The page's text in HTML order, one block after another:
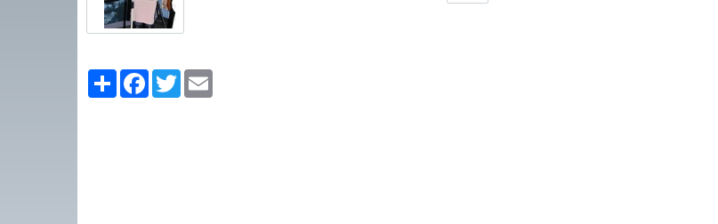
PartagerFacebook
Twitter